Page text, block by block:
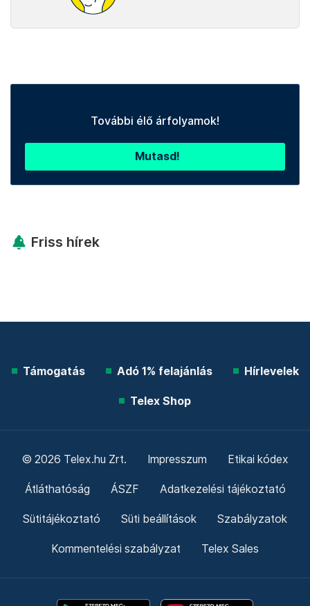
További élő árfolyamok!
Mutasd!
Friss hírek
Támogatás Adó 1% felajánlás Hírlevelek
Telex Shop
© 2026 Telex.hu Zrt. Impresszum Etikai kódex
Átláthatóság ÁSZF Adatkezelési tájékoztató
Sütitájékoztató Süti beállítások Szabályzatok
Kommentelési szabályzat Telex Sales